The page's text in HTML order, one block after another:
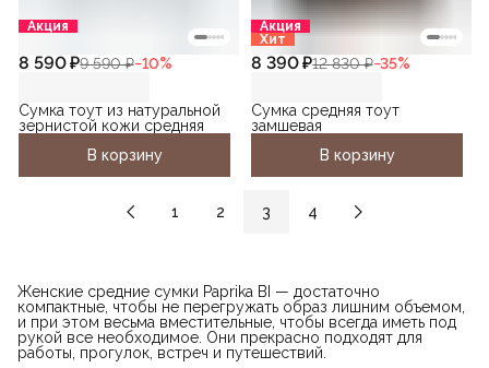
Акция
8 590 ₽9 590 ₽−10%
Сумка тоут из натуральной
зернистой кожи средняя
В корзину
Акция
Хит
8 390 ₽12 830 ₽−35%
Сумка средняя тоут
замшевая
В корзину
1 2 3 4
Женские средние сумки Paprika BI — достаточно
компактные, чтобы не перегружать образ лишним объемом,
и при этом весьма вместительные, чтобы всегда иметь под
рукой все необходимое. Они прекрасно подходят для
работы, прогулок, встреч и путешествий.